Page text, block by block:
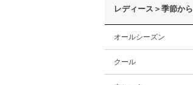
レディース＞季節から
オールシーズン
クール